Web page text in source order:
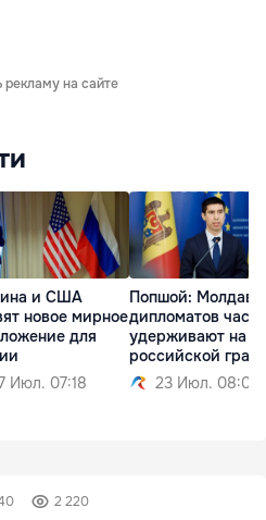
рекламу на сайте
и США
новое мирное
для
Июл. 07:18
Попшой:
дипломатов
удерживают на
российской
23 Июл. 08:02
2 220